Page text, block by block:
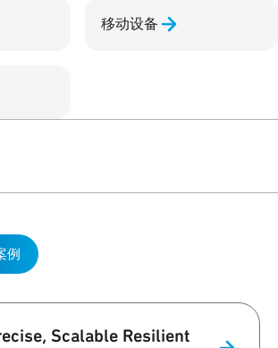
移动设备
例
Scalable Resilient